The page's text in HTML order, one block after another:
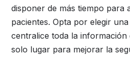
disponer de más tiempo para
pacientes. Opta por elegir
centralice toda la
solo lugar para mejorar la